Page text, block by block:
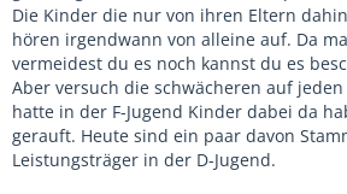
Die Kinder die nur von ihren Eltern
hören irgendwann von alleine auf. Da
vermeidest du es noch kannst du es
Aber versuch die schwächeren auf
hatte in der F-Jugend Kinder dabei da
gerauft. Heute sind ein paar davon
Leistungsträger in der D-Jugend.